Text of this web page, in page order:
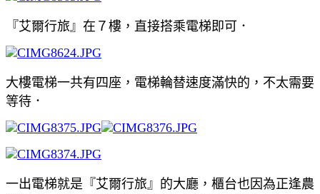
『艾爾行旅』在７樓，直接搭乘電梯即可．
大樓電梯一共有四座，電梯輪替速度滿快的，不太需要
等待．
一出電梯就是『艾爾行旅』的大廳，櫃台也因為正逢農